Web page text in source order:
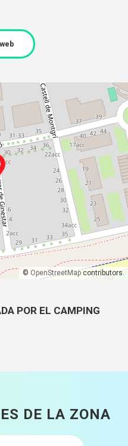
© OpenStreetMap contributors.
POR EL CAMPING
DE LA ZONA